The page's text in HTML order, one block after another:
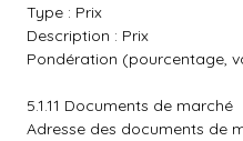
Type : Prix
Description : Prix
Pondération (pourcentage,
5.1.11 Documents de marché
Adresse des documents de